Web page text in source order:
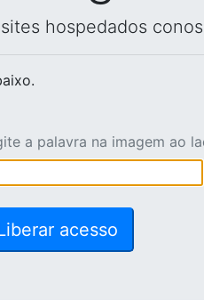
hospedados
a palavra na imagem ao